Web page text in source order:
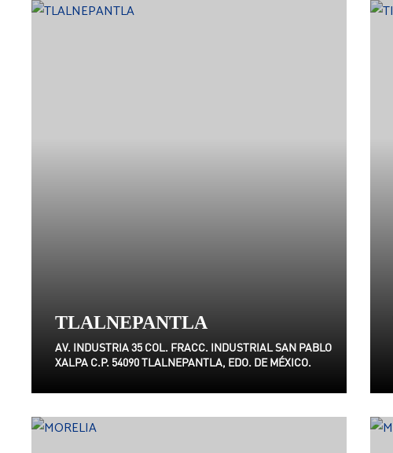
TLALNEPANTLA
AV. INDUSTRIA 35 COL. FRACC. INDUSTRIAL SAN PABLO
XALPA C.P. 54090 TLALNEPANTLA, EDO. DE MÉXICO.